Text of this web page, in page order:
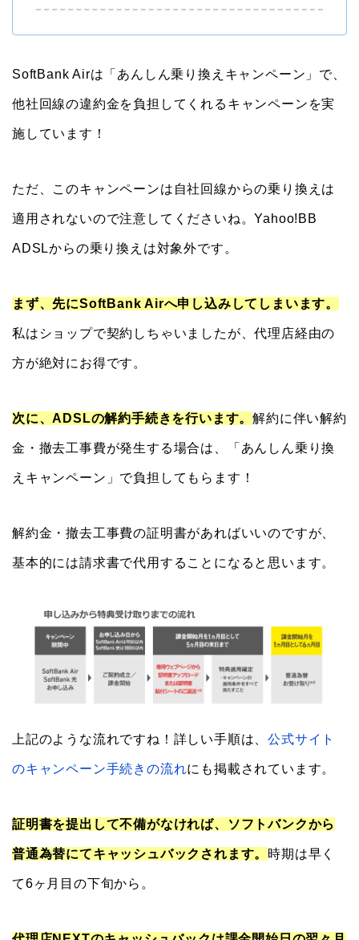
SoftBank Airは「あんしん乗り換えキャンペーン」で、
他社回線の違約金を負担してくれるキャンペーンを実
施しています！
ただ、このキャンペーンは自社回線からの乗り換えは
適用されないので注意してくださいね。Yahoo!BB
ADSLからの乗り換えは対象外です。
まず、先にSoftBank Airへ申し込みしてしまいます。
私はショップで契約しちゃいましたが、代理店経由の
方が絶対にお得です。
次に、ADSLの解約手続きを行います。解約に伴い解約
金・撤去工事費が発生する場合は、「あんしん乗り換
えキャンペーン」で負担してもらます！
解約金・撤去工事費の証明書があればいいのですが、
基本的には請求書で代用することになると思います。
上記のような流れですね！詳しい手順は、公式サイト
のキャンペーン手続きの流れにも掲載されています。
証明書を提出して不備がなければ、ソフトバンクから
普通為替にてキャッシュバックされます。 時期は早く
て6ヶ月目の下旬から。